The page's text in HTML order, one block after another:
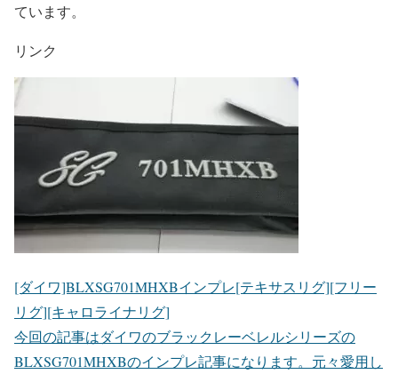
ています。
リンク
[ダイワ]BLXSG701MHXBインプレ[テキサスリグ][フリー
リグ][キャロライナリグ]
今回の記事はダイワのブラックレーベレルシリーズの
BLXSG701MHXBのインプレ記事になります。元々愛用し